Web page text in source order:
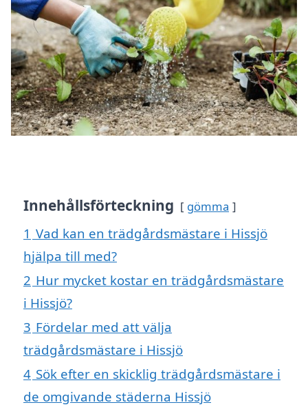
Innehållsförteckning gömma
1 Vad kan en trädgårdsmästare i Hissjö
hjälpa till med?
2 Hur mycket kostar en trädgårdsmästare
i Hissjö?
3 Fördelar med att välja
trädgårdsmästare i Hissjö
4 Sök efter en skicklig trädgårdsmästare i
de omgivande städerna Hissjö